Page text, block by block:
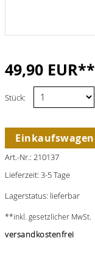
49,90 EUR**
Stück:
Einkaufswagen
Art.-Nr.: 210137
Lieferzeit: 3-5 Tage
Lagerstatus: lieferbar
**inkl. gesetzlicher MwSt.
versandkostenfrei